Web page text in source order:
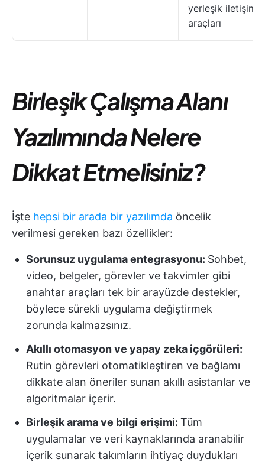
yerleşik iletişim
araçları
Birleşik Çalışma Alanı
Yazılımında Nelere
Dikkat Etmelisiniz?
İşte hepsi bir arada bir yazılımda öncelik
verilmesi gereken bazı özellikler:
Sorunsuz uygulama entegrasyonu: Sohbet,
video, belgeler, görevler ve takvimler gibi
anahtar araçları tek bir arayüzde destekler,
böylece sürekli uygulama değiştirmek
zorunda kalmazsınız.
Akıllı otomasyon ve yapay zeka içgörüleri:
Rutin görevleri otomatikleştiren ve bağlamı
dikkate alan öneriler sunan akıllı asistanlar ve
algoritmalar içerir.
Birleşik arama ve bilgi erişimi: Tüm
uygulamalar ve veri kaynaklarında aranabilir
içerik sunarak takımların ihtiyaç duydukları